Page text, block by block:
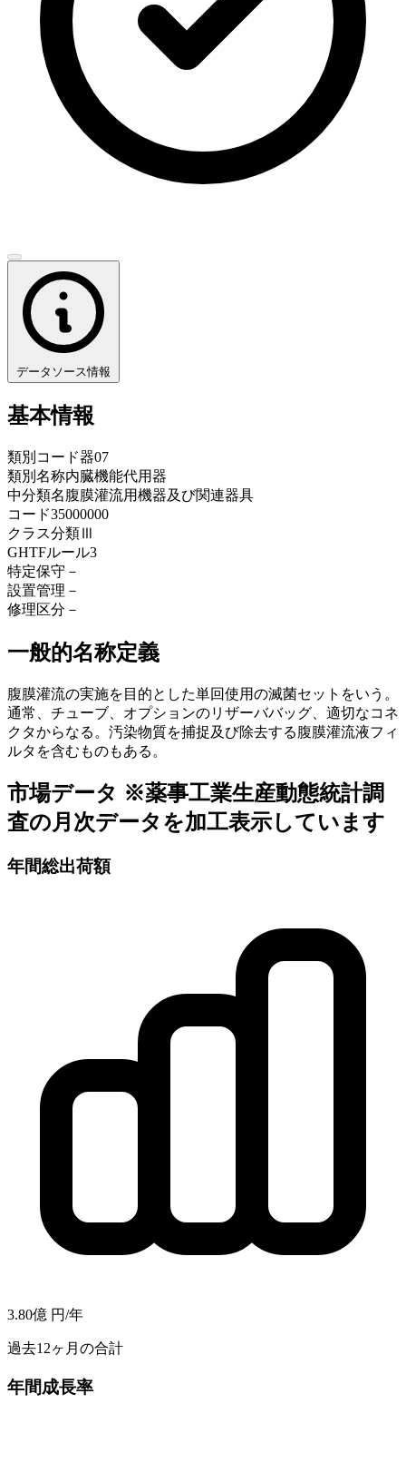
データソース情報
基本情報
類別コード器07
類別名称内臓機能代用器
中分類名腹膜灌流用機器及び関連器具
コード35000000
クラス分類Ⅲ
GHTFルール3
特定保守 －
設置管理 －
修理区分 －
一般的名称定義
腹膜灌流の実施を目的とした単回使用の滅菌セットをいう。
通常、チューブ、オプションのリザーババッグ、適切なコネ
クタからなる。汚染物質を捕捉及び除去する腹膜灌流液フィ
ルタを含むものもある。
市場データ ※薬事工業生産動態統計調
査の月次データを加工表示しています
年間総出荷額
3.80億 円/年
過去12ヶ月の合計
年間成長率